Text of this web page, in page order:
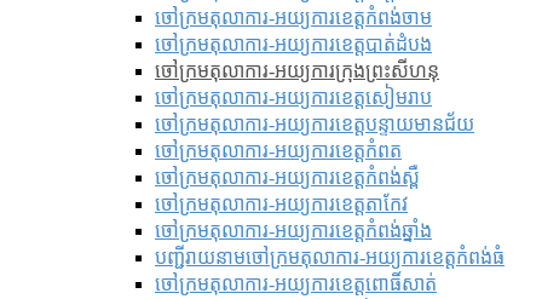
ចៅក្រមតុលាការ-អយ្យការខេត្តកំពង់ចាម
ចៅក្រមតុលាការ-អយ្យការខេត្តបាត់ដំបង
ចៅក្រមតុលាការ-អយ្យការ​ក្រុងព្រះសីហនុ
ចៅក្រមតុលាការ-អយ្យការខេត្តសៀមរាប
ចៅក្រមតុលាការ-អយ្យការខេត្តបន្ទាយមានជ័យ
ចៅក្រមតុលាការ-អយ្យការខេត្តកំពត
ចៅក្រមតុលាការ-អយ្យការខេត្តកំពង់ស្ពឺ
ចៅក្រមតុលាការ-អយ្យការខេត្តតាកែវ
ចៅក្រមតុលាការ-អយ្យការខេត្តកំពង់ឆ្នាំង
បញ្ជីរាយនាមចៅក្រមតុលាការ-អយ្យការខេត្តកំពង់ធំ
ចៅក្រមតុលាការ-អយ្យការខេត្តពោធិ៍សាត់